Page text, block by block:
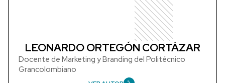
LEONARDO ORTEGÓN CORTÁZAR
Docente de Marketing y Branding del Politécnico
Grancolombiano